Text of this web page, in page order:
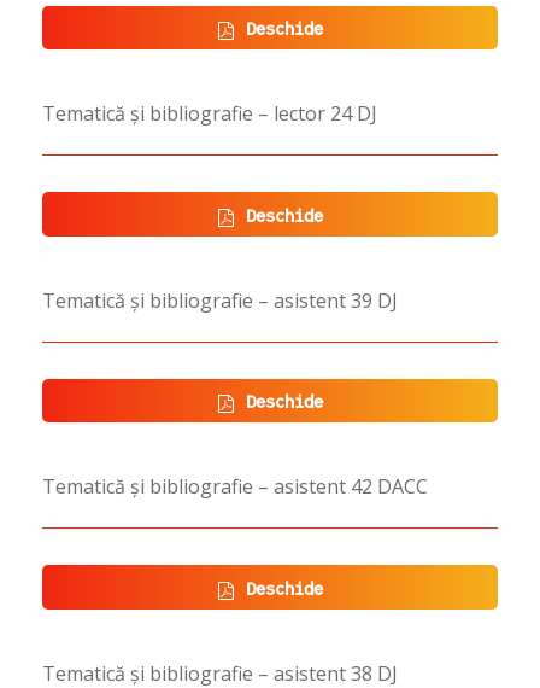
Deschide
Tematică și bibliografie – lector 24 DJ
Deschide
Tematică și bibliografie – asistent 39 DJ
Deschide
Tematică și bibliografie – asistent 42 DACC
Deschide
Tematică și bibliografie – asistent 38 DJ